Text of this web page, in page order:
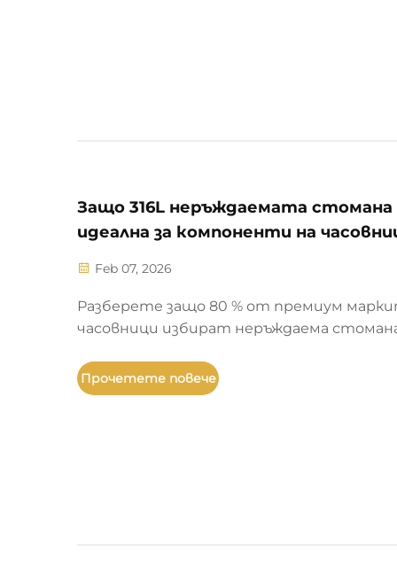
Защо 316L неръждаемата стомана
идеална за компоненти на
Feb 07, 2026
Разберете защо 80 % от премиум
часовници избират неръждаема
хлориди, хипоалергенна
издръжливост при умора. Научете
Прочетете повече